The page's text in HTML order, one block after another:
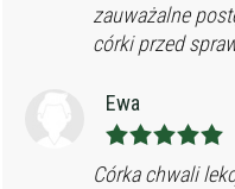
zauważalne
córki przed
Ewa
Córka chwali